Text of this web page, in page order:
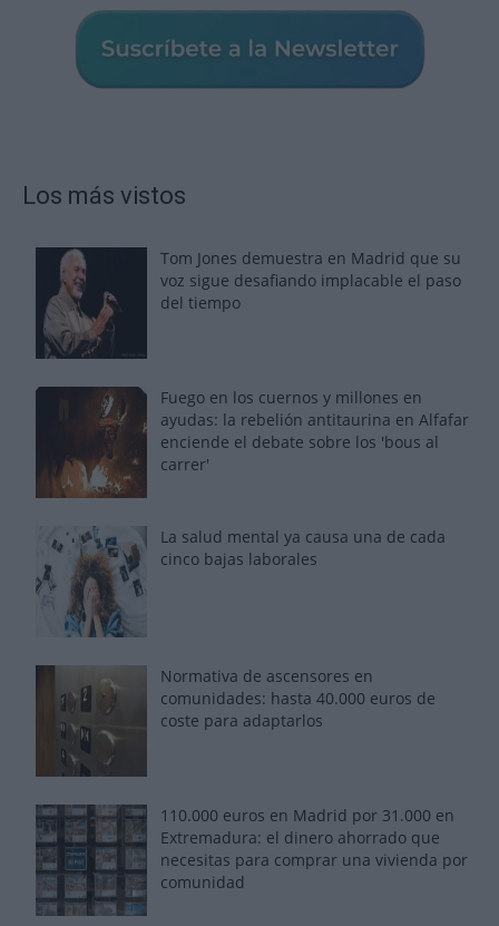
Los más vistos
Tom Jones demuestra en Madrid que su
voz sigue desafiando implacable el paso
del tiempo
Fuego en los cuernos y millones en
ayudas: la rebelión antitaurina en Alfafar
enciende el debate sobre los 'bous al
carrer'
La salud mental ya causa una de cada
cinco bajas laborales
Normativa de ascensores en
comunidades: hasta 40.000 euros de
coste para adaptarlos
110.000 euros en Madrid por 31.000 en
Extremadura: el dinero ahorrado que
necesitas para comprar una vivienda por
comunidad